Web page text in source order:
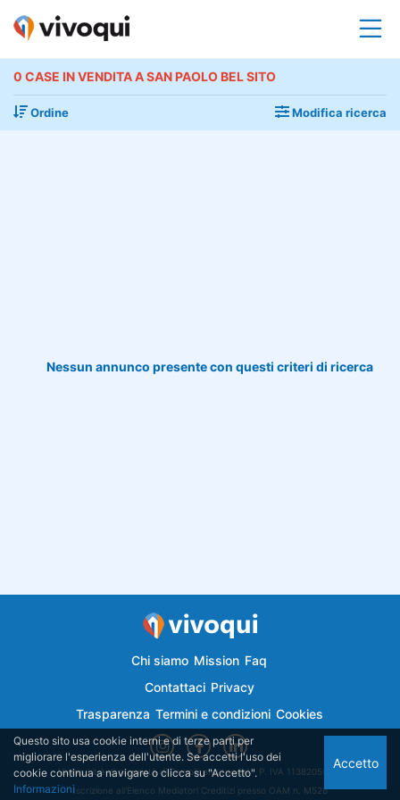
0 CASE IN VENDITA A SAN PAOLO BEL SITO
Ordine Modifica ricerca
Nessun annunco presente con questi criteri di ricerca
Chi siamo Mission Faq
Contattaci Privacy
Trasparenza Termini e condizioni Cookies
Vivoqui.it è di proprietà di Semplicemutuo Srl - P. IVA 11382050018
Iscrizione all'Elenco Mediatori Creditizi presso OAM n. M526
Questo sito usa cookie interni e di terze parti per
migliorare l'esperienza dell'utente. Se accetti l'uso dei
cookie continua a navigare o clicca su "Accetto".
Informazioni
Accetto